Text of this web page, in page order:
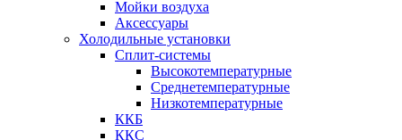
Мойки воздуха
Аксессуары
Холодильные установки
Сплит-системы
Высокотемпературные
Среднетемпературные
Низкотемпературные
ККБ
ККС